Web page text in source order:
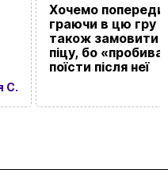
С.
Хочемо
граючи в цю гру
також замовити
піцу, бо
поїсти після неї